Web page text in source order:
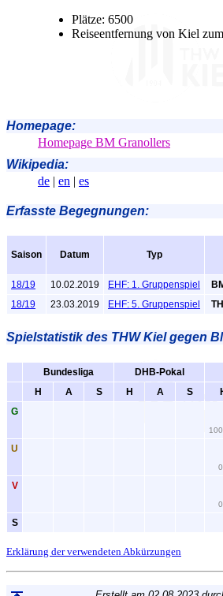
Plätze: 6500
Reiseentfernung von Kiel
Homepage:
Homepage BM Granollers
Wikipedia:
de | en | es
Erfasste Begegnungen:
Saison Datum Typ
18/19
10.02.2019 EHF: 1. Gruppenspiel
18/19
23.03.2019 EHF: 5. Gruppenspiel
Spielstatistikdes THW Kiel gegen
Bundesliga DHB-Pokal
H
A S H A S
G
U
V
S
Erklärung der verwendeten Abkürzungen